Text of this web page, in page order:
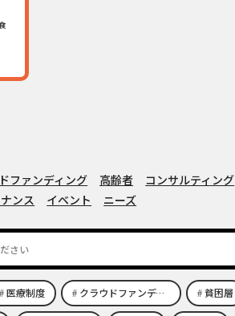
ファンディング 高齢者 コンサルティング
ンス
イベント ニーズ
医療制度 クラウドファンディング エコビジネス 貧困層